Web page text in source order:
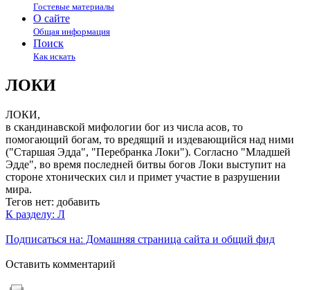
Гостевые материалы
О сайте
Общая информация
Поиск
Как искать
ЛОКИ
ЛОКИ,
в скандинавской мифологии бог из числа асов, то
помогающий богам, то вредящий и издевающийся над ними
("Старшая Эдда", "Перебранка Локи"). Согласно "Младшей
Эдде", во время последней битвы богов Локи выступит на
стороне хтонических сил и примет участие в разрушении
мира.
Тегов нет: добавить
К разделу: Л
Подписаться на: Домашняя страница сайта и общий фид
Оставить комментарий